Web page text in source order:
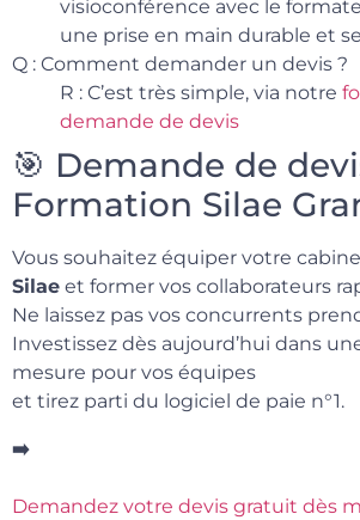
visioconférence avec le
une prise en main durable et
Q : Comment demander un devis ?
R : C’est très simple, via notre
demande de devis
🎯 Demande de
Formation Silae
Vous souhaitez équiper votre
Silae et former vos collaborateurs
Ne laissez pas vos concurrents
Investissez dès aujourd’hui dans
mesure pour vos équipes
et tirez parti du logiciel de paie n°1.
➡️
Demandez votre devis gratuit dès